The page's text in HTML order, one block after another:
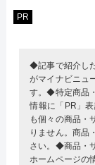
PR
◆記事で紹介し
がマイナビニュ
す。◆特定商品
情報に「PR」
も個々の商品・
りません。商品
さい。◆商品・
ホームページの